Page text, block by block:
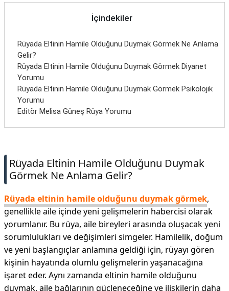
İçindekiler
Rüyada Eltinin Hamile Olduğunu Duymak Görmek Ne Anlama
Gelir?
Rüyada Eltinin Hamile Olduğunu Duymak Görmek Diyanet
Yorumu
Rüyada Eltinin Hamile Olduğunu Duymak Görmek Psikolojik
Yorumu
Editör Melisa Güneş Rüya Yorumu
Rüyada Eltinin Hamile Olduğunu Duymak
Görmek Ne Anlama Gelir?
Rüyada eltinin hamile olduğunu duymak görmek,
genellikle aile içinde yeni gelişmelerin habercisi olarak
yorumlanır. Bu rüya, aile bireyleri arasında oluşacak yeni
sorumlulukları ve değişimleri simgeler. Hamilelik, doğum
ve yeni başlangıçlar anlamına geldiği için, rüyayı gören
kişinin hayatında olumlu gelişmelerin yaşanacağına
işaret eder. Aynı zamanda eltinin hamile olduğunu
duymak, aile bağlarının güçleneceğine ve ilişkilerin daha